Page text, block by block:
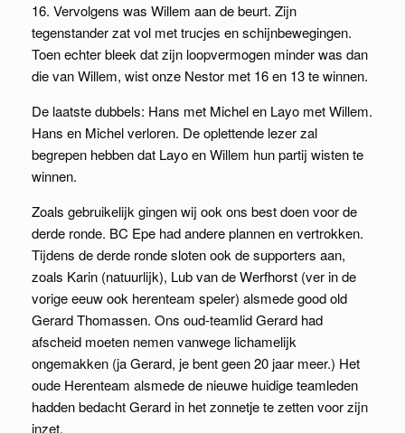
16. Vervolgens was Willem aan de beurt. Zijn
tegenstander zat vol met trucjes en schijnbewegingen.
Toen echter bleek dat zijn loopvermogen minder was dan
die van Willem, wist onze Nestor met 16 en 13 te winnen.
De laatste dubbels: Hans met Michel en Layo met Willem.
Hans en Michel verloren. De oplettende lezer zal
begrepen hebben dat Layo en Willem hun partij wisten te
winnen.
Zoals gebruikelijk gingen wij ook ons best doen voor de
derde ronde. BC Epe had andere plannen en vertrokken.
Tijdens de derde ronde sloten ook de supporters aan,
zoals Karin (natuurlijk), Lub van de Werfhorst (ver in de
vorige eeuw ook herenteam speler) alsmede good old
Gerard Thomassen. Ons oud-teamlid Gerard had
afscheid moeten nemen vanwege lichamelijk
ongemakken (ja Gerard, je bent geen 20 jaar meer.) Het
oude Herenteam alsmede de nieuwe huidige teamleden
hadden bedacht Gerard in het zonnetje te zetten voor zijn
inzet.